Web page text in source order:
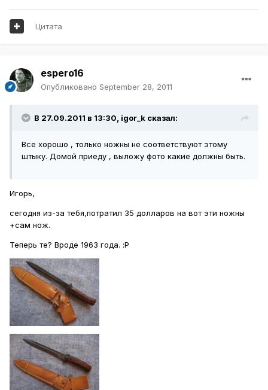
Цитата
espero16
Опубликовано September 28, 2011
В 27.09.2011 в 13:30, igor_k сказал:
Все хорошо , только ножны не соответствуют этому
штыку. Домой приеду , выложу фото какие должны быть.
Игорь,
сегодня из-за тебя,потратил 35 долларов на вот эти ножны
+сам нож.
Теперь те? Вроде 1963 года. :P